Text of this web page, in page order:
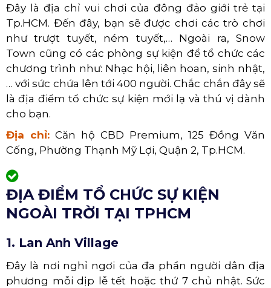
Đây là địa chỉ vui chơi của đông đảo giới trẻ tại
Tp.HCM. Đến đây, bạn sẽ được chơi các trò chơi
như trượt tuyết, ném tuyết,… Ngoài ra, Snow
Town cũng có các phòng sự kiện để tổ chức các
chương trình như: Nhạc hội, liên hoan, sinh nhật,
… với sức chứa lên tới 400 người. Chắc chắn đây sẽ
là địa điểm tổ chức sự kiện mới lạ và thú vị dành
cho bạn.
Địa chỉ: Căn hộ CBD Premium, 125 Đồng Văn
Cống, Phường Thạnh Mỹ Lợi, Quận 2, Tp.HCM.
ĐỊA ĐIỂM TỔ CHỨC SỰ KIỆN
NGOÀI TRỜI TẠI TPHCM
1. Lan Anh Village
Đây là nơi nghỉ ngơi của đa phần người dân địa
phương mỗi dịp lễ tết hoặc thứ 7 chủ nhật. Sức